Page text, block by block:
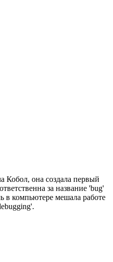
Кобол, она создала первый
за название 'bug'
в компьютере мешала работе